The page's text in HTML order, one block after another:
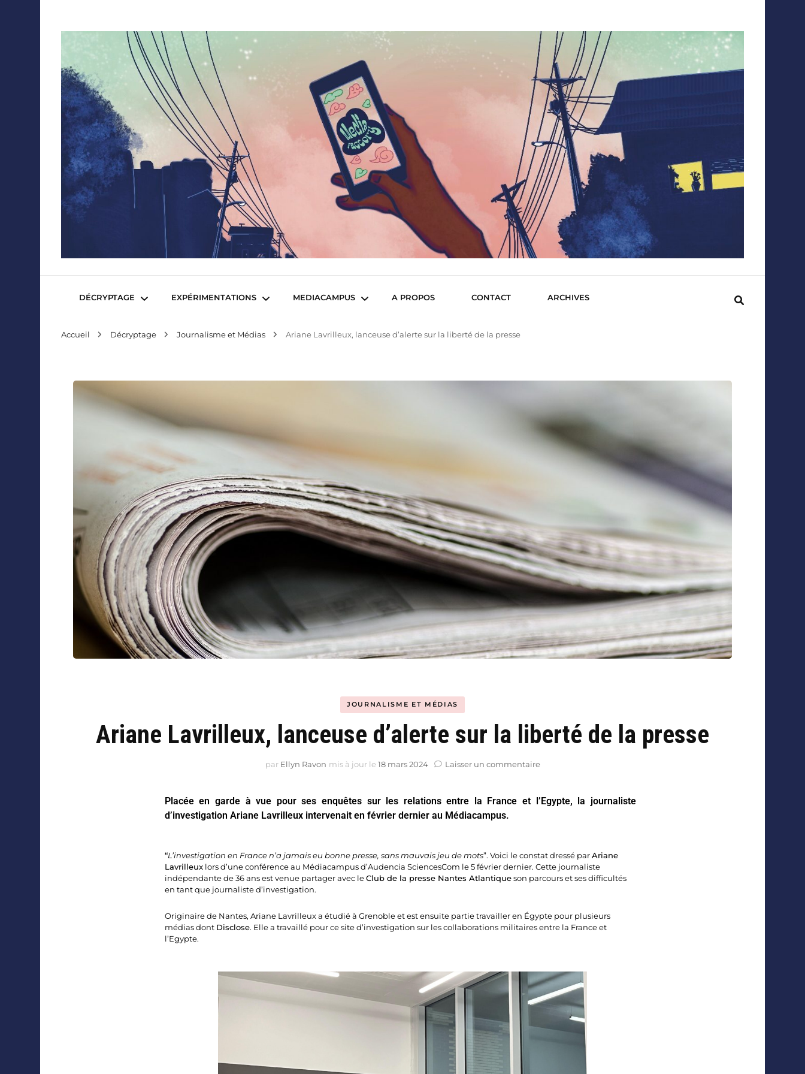
Mediafactory – Le blog des étudiants d'Audencia SciencesCom
DÉCRYPTAGE
Edition et Littérature
Jeux Vidéo
EXPÉRIMENTATIONS
Webserie
Com’quiz
Créativité
Collaborations
Hyblab
Hermine social media
MEDIACAMPUS A PROPOS CONTACT ARCHIVES
Accueil Décryptage Journalisme et Médias Ariane Lavrilleux, lanceuse d’alerte sur la liberté de la presse
JOURNALISME ET MÉDIAS
Ariane Lavrilleux, lanceuse d’alerte sur la liberté de la presse
par Ellyn Ravon mis à jour le 18 mars 2024 Laisser un commentaire
Placée en garde à vue pour ses enquêtes sur les relations entre la France et l’Egypte, la journaliste
d’investigation Ariane Lavrilleux intervenait en février dernier au Médiacampus.
“L’investigation en France n’a jamais eu bonne presse, sans mauvais jeu de mots”. Voici le constat dressé parAriane
Lavrilleuxlors d’une conférence au Médiacampus d’Audencia SciencesCom le 5 février dernier. Cette journaliste
indépendante de 36 ans est venue partager avec leClub de la presse Nantes Atlantiqueson parcours et ses difficultés
en tant que journaliste d’investigation.
Originaire de Nantes, Ariane Lavrilleux a étudié à Grenoble et est ensuite partie travailler en Égypte pour plusieurs
médias dont Disclose. Elle a travaillé pour ce site d’investigation sur les collaborations militaires entre la France et
l’Egypte.